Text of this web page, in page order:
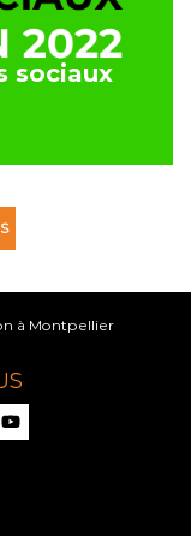
sociaux
à Montpellier